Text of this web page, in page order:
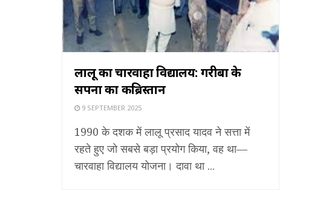
लालू का चारवाहा विद्यालय: गरीबों के
सपनों का कब्रिस्तान
9 SEPTEMBER 2025
1990 के दशक में लालू प्रसाद यादव ने सत्ता में
रहते हुए जो सबसे बड़ा प्रयोग किया, वह था—
चारवाहा विद्यालय योजना। दावा था ...